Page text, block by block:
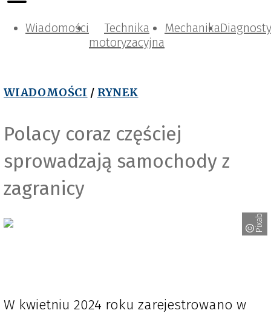
Wiadomości
Technika
motoryzacyjna
Mechanika
WIADOMOŚCI / RYNEK
Polacy coraz częściej
sprowadzają samochody z
zagranicy
Pixabay_AlLes
W kwietniu 2024 roku zarejestrowano w